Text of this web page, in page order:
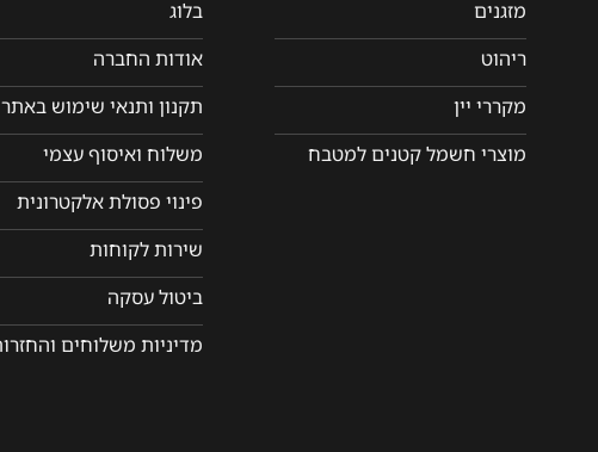
מזגנים
ריהוט
מקררי יין
מוצרי חשמל קטנים למטבח
בלוג
אודות החברה
תקנון ותנאי שימוש באתר
משלוח ואיסוף עצמי
פינוי פסולת אלקטרונית
שירות לקוחות
ביטול עסקה
מדיניות משלוחים